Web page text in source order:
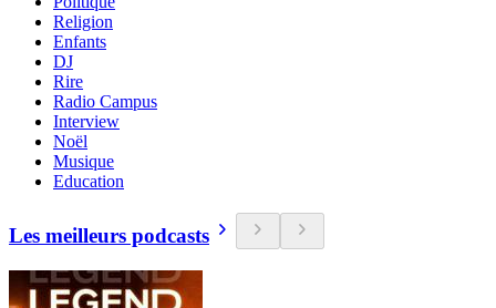
Religion
Enfants
DJ
Rire
Radio Campus
Interview
Noël
Musique
Education
Les meilleurs podcasts